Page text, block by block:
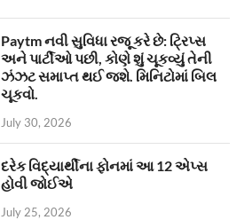
Paytm નવી સુવિધા રજૂ કરે છે: ટ્રિપ્સ
અને પાર્ટીઓ પછી, કોણે શું ચૂકવ્યું તેની
ઝંઝટ સમાપ્ત થઈ જશે. મિનિટોમાં બિલ
ચૂકવો.
July 30, 2026
દરેક વિદ્યાર્થીના ફોનમાં આ 12 એપ્સ
હોવી જોઈએ
July 25, 2026